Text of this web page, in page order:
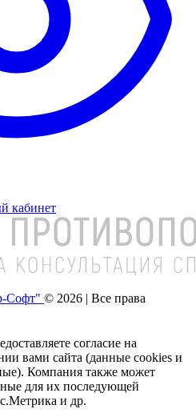
кабинет
Софт" © 2026 | Все права
согласие на
вами сайта (данные cookies и
Компания также может
для их последующей
и др.